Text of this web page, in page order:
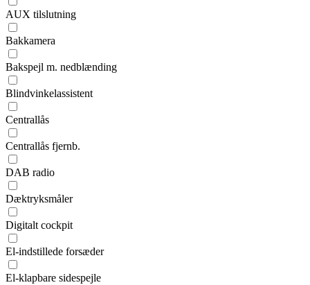
AUX tilslutning
Bakkamera
Bakspejl m. nedblænding
Blindvinkelassistent
Centrallås
Centrallås fjernb.
DAB radio
Dæktryksmåler
Digitalt cockpit
El-indstillede forsæder
El-klapbare sidespejle